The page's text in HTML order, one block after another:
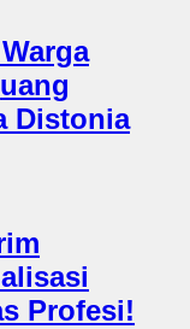
Distonia
Profesi!